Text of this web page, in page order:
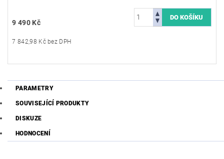
9 490 Kč
7 842,98 Kč bez DPH
PARAMETRY
SOUVISEJÍCÍ PRODUKTY
DISKUZE
HODNOCENÍ